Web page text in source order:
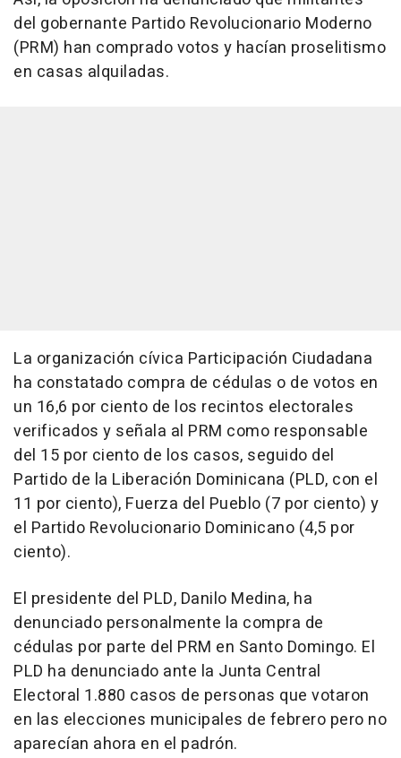
del gobernante Partido Revolucionario Moderno
(PRM) han comprado votos y hacían proselitismo
en casas alquiladas.
La organización cívica Participación Ciudadana
ha constatado compra de cédulas o de votos en
un 16,6 por ciento de los recintos electorales
verificados y señala al PRM como responsable
del 15 por ciento de los casos, seguido del
Partido de la Liberación Dominicana (PLD, con el
11 por ciento), Fuerza del Pueblo (7 por ciento) y
el Partido Revolucionario Dominicano (4,5 por
ciento).
El presidente del PLD, Danilo Medina, ha
denunciado personalmente la compra de
cédulas por parte del PRM en Santo Domingo. El
PLD ha denunciado ante la Junta Central
Electoral 1.880 casos de personas que votaron
en las elecciones municipales de febrero pero no
aparecían ahora en el padrón.